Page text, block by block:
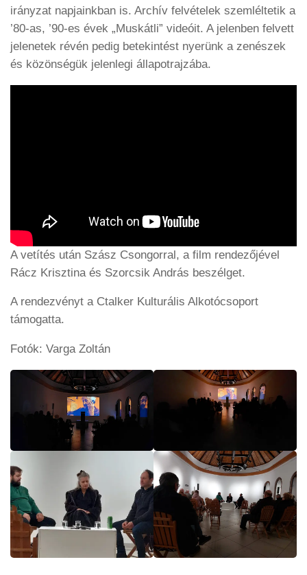
irányzat napjainkban is. Archív felvételek szemléltetik a
’80-as, ’90-es évek „Muskátli” videóit. A jelenben felvett
jelenetek révén pedig betekintést nyerünk a zenészek
és közönségük jelenlegi állapotrajzába.
A vetítés után Szász Csongorral, a film rendezőjével
Rácz Krisztina és Szorcsik András beszélget.
A rendezvényt a Ctalker Kulturális Alkotócsoport
támogatta.
Fotók: Varga Zoltán